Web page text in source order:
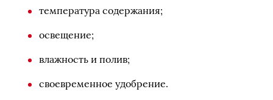
температура содержания;
освещение;
влажность и полив;
своевременное удобрение.